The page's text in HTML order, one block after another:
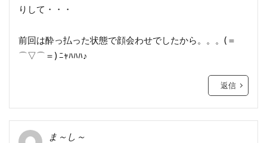
りして・・・
前回は酔っ払った状態で顔会わせでしたから。。。(＝
⌒▽⌒＝) ﾆｬﾊﾊﾊ♪
返信
ま～し～